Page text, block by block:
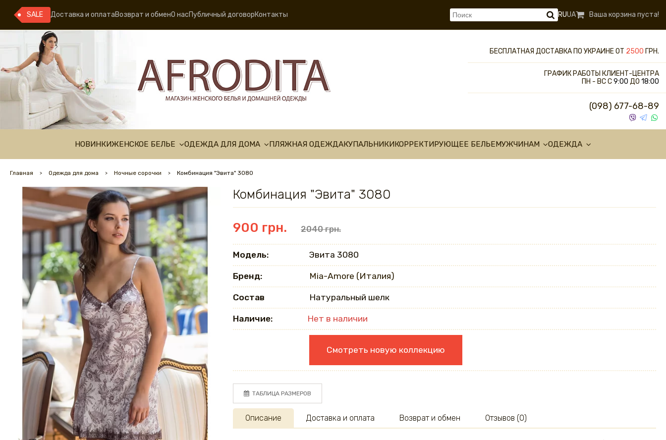
SALE Доставка и оплатаВозврат и обменО насПубличный договорКонтакты RUUA Ваша корзина пуста!
БЕСПЛАТНАЯ ДОСТАВКА ПО УКРАИНЕ ОТ 2500 ГРН.
ГРАФИК РАБОТЫ КЛИЕНТ-ЦЕНТРА
ПН - ВС С9:00 ДО 18:00
(098) 677-68-89
НОВИНКИЖЕНСКОЕ БЕЛЬЕ ОДЕЖДА ДЛЯ ДОМА ПЛЯЖНАЯ ОДЕЖДАКУПАЛЬНИКИКОРРЕКТИРУЮЩЕЕ БЕЛЬЕМУЖЧИНАМ ОДЕЖДА
Главная Одежда для дома Ночные сорочки Комбинация "Эвита" 3080
Комбинация "Эвита" 3080
900 грн. 2040 грн.
Модель: Эвита 3080
Бренд: Mia-Amore (Италия)
Состав Натуральный шелк
Наличие: Нет в наличии
Смотреть новую коллекцию
ТАБЛИЦА РАЗМЕРОВ
Описание Доставка и оплата Возврат и обмен Отзывов (0)